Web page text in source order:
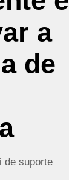
a
de
de suporte